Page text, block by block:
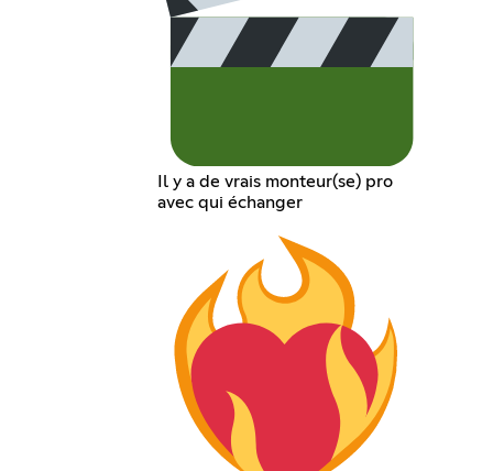
Il y a de vrais monteur(se) pro
avec qui échanger